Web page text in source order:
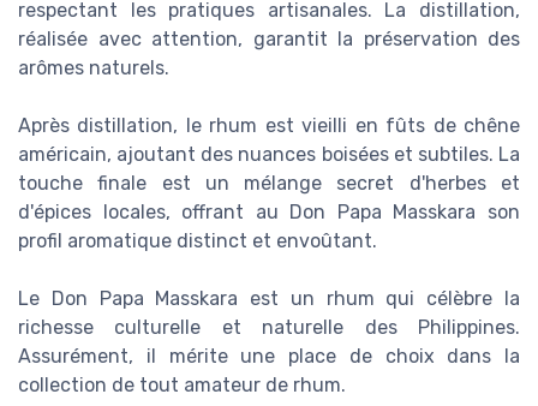
respectant les pratiques artisanales. La distillation,
réalisée avec attention, garantit la préservation des
arômes naturels.
Après distillation, le rhum est vieilli en fûts de chêne
américain, ajoutant des nuances boisées et subtiles. La
touche finale est un mélange secret d'herbes et
d'épices locales, offrant au Don Papa Masskara son
profil aromatique distinct et envoûtant.
Le Don Papa Masskara est un rhum qui célèbre la
richesse culturelle et naturelle des Philippines.
Assurément, il mérite une place de choix dans la
collection de tout amateur de rhum.